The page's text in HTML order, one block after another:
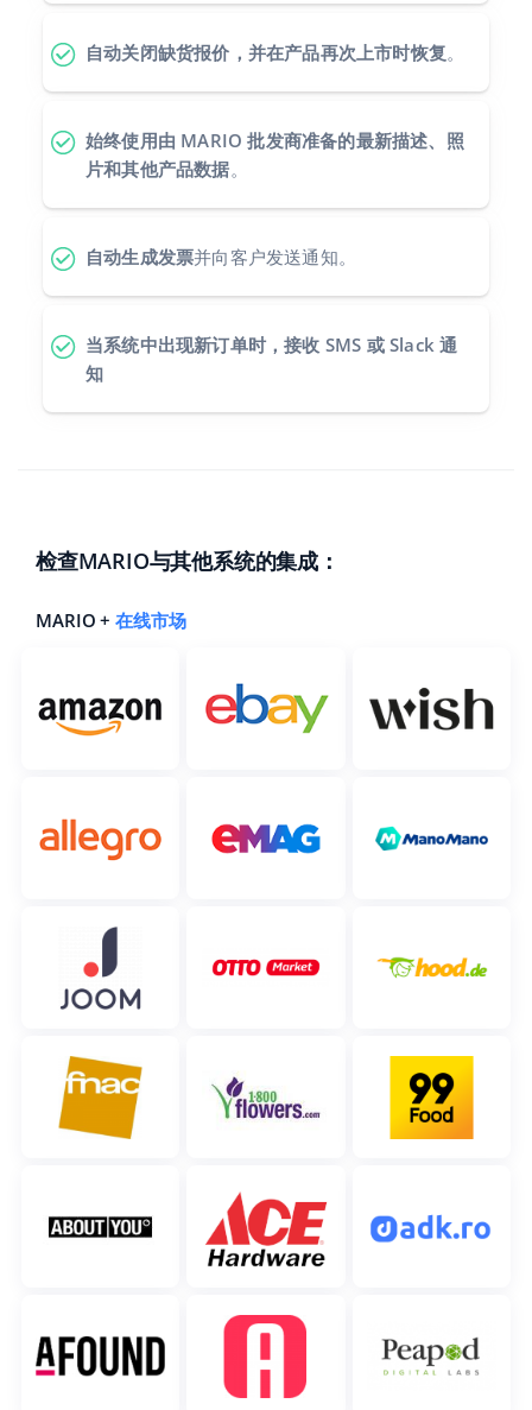
自动关闭缺货报价，并在产品再次上市时恢复。
始终使用由 MARIO 批发商准备的最新描述、照
片和其他产品数据。
自动生成发票并向客户发送通知。
当系统中出现新订单时，接收 SMS 或 Slack 通
知
检查MARIO与其他系统的集成：
MARIO +在线市场